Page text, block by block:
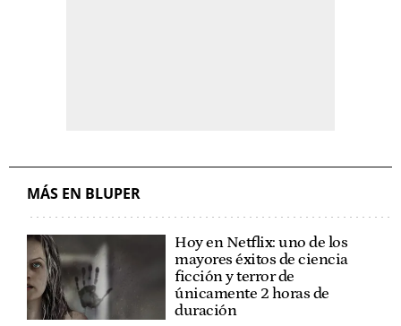
MÁS EN BLUPER
Hoy en Netflix: uno de los
mayores éxitos de ciencia
ficción y terror de
únicamente 2 horas de
duración